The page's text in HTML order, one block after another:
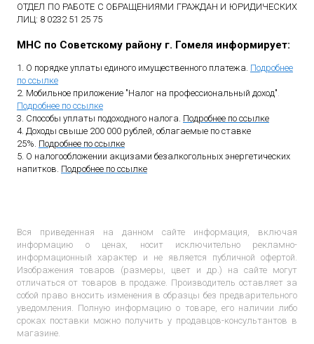
ОТДЕЛ ПО РАБОТЕ С ОБРАЩЕНИЯМИ ГРАЖДАН И ЮРИДИЧЕСКИХ
ЛИЦ: 8 0232 51 25 75
МНС по Советскому району г. Гомеля информирует:
1. О порядке уплаты единого имущественного платежа. Подробнее
по ссылке
2. Мобильное приложение "Налог на профессиональный доход"
Подробнее по ссылке
3. Способы уплаты подоходного налога. Подробнее по ссылке
4. Доходы свыше 200 000 рублей, облагаемые по ставке
25%. Подробнее по ссылке
5. О налогообложении акцизами безалкогольных энергетических
напитков. Подробнее по ссылке
Вся приведенная на данном сайте информация, включая
информацию о ценах, носит исключительно рекламно-
информационный характер и не является публичной офертой.
Изображения товаров (размеры, цвет и др.) на сайте могут
отличаться от товаров в продаже. Производитель оставляет за
собой право вносить изменения в образцы без предварительного
уведомления. Полную информацию о товаре, его наличии либо
сроках поставки можно получить у продавцов-консультантов в
магазине.